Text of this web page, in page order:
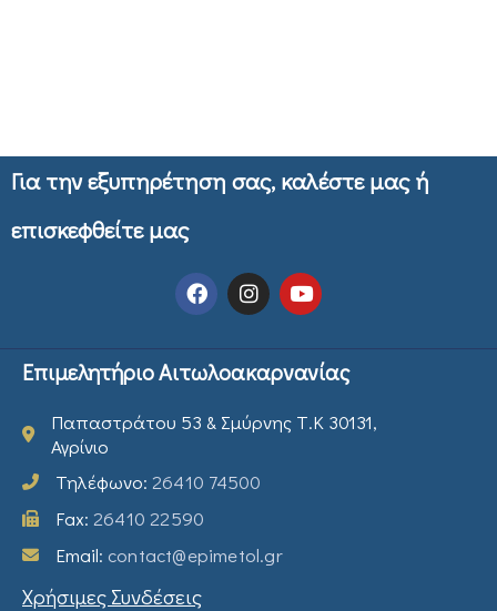
Για την εξυπηρέτηση σας, καλέστε μας ή
επισκεφθείτε μας
Επιμελητήριο Αιτωλοακαρνανίας
Παπαστράτου 53 & Σμύρνης Τ.Κ 30131,
Αγρίνιο
Τηλέφωνο: 26410 74500
Fax: 26410 22590
Email: contact@epimetol.gr
Χρήσιμες Συνδέσεις